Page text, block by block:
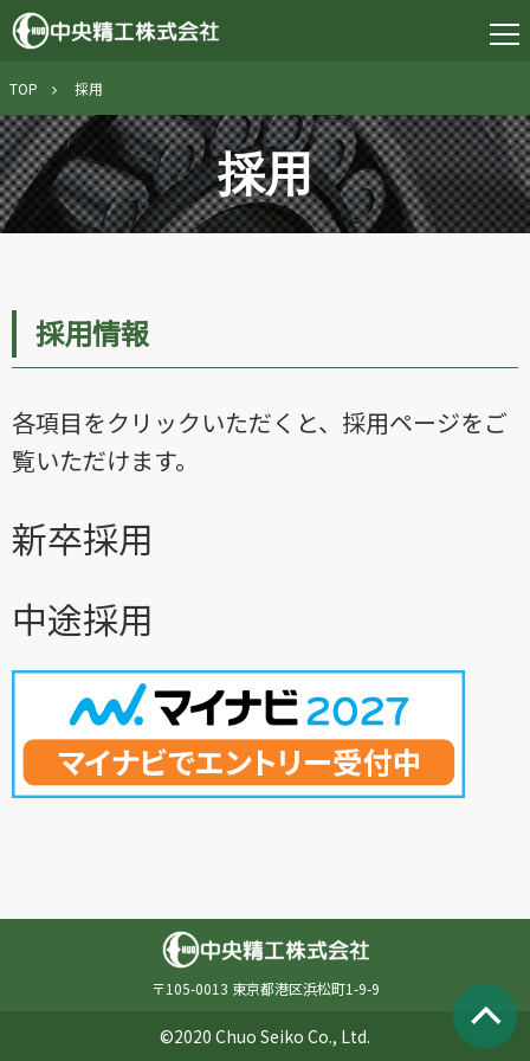
TOP 採用
採用
採用情報
各項目をクリックいただくと、採用ページをご
覧いただけます。
新卒採用
中途採用
〒105-0013 東京都港区浜松町1-9-9
©2020 Chuo Seiko Co., Ltd.